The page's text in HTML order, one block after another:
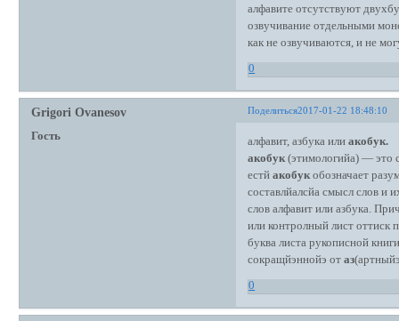
алфавите отсутствуют
озвучивание отдельными
как не озвучиваются, и не
0
Поделиться2017-01-22 18:48:10
Grigori Ovanesov
Гость алфавит, азбука илиакобук.
акобук(этимологийа) — это
естйакобукобозначает
составлйалсйа смысл слов и
слов алфавит или азбука.
или контролный лист оттиск
буква листа рукописной
сокращйэннойэ отаз
0